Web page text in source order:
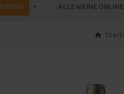
PROMO ALLE WEINE ONLINE